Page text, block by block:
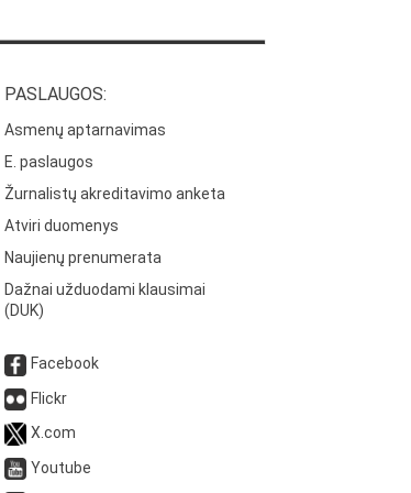
PASLAUGOS:
Asmenų aptarnavimas
E. paslaugos
Žurnalistų akreditavimo anketa
Atviri duomenys
Naujienų prenumerata
Dažnai užduodami klausimai
(DUK)
Facebook
Flickr
X.com
Youtube